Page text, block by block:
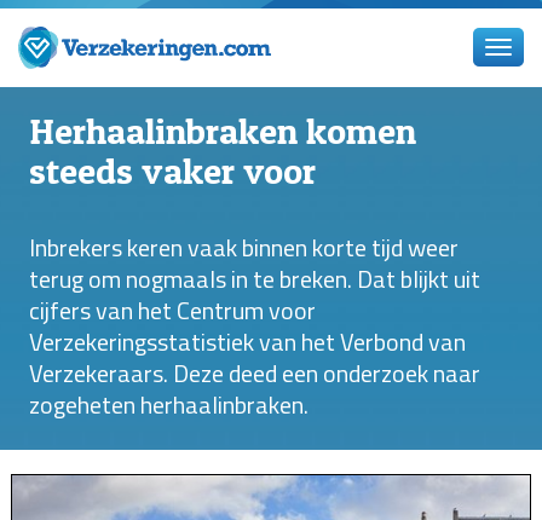
Herhaalinbraken komen
steeds vaker voor
Inbrekers keren vaak binnen korte tijd weer
terug om nogmaals in te breken. Dat blijkt uit
cijfers van het Centrum voor
Verzekeringsstatistiek van het Verbond van
Verzekeraars. Deze deed een onderzoek naar
zogeheten herhaalinbraken.